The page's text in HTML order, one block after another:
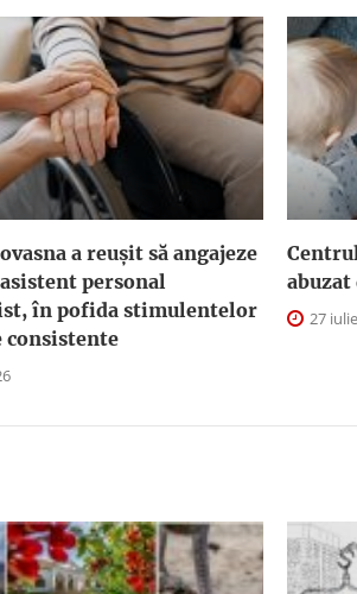
a reuşit să angajeze
personal
în pofida stimulentelor
abuzat
27